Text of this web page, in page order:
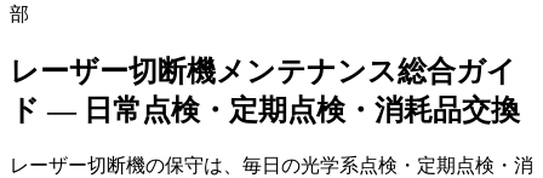
部
レーザー切断機メンテナンス総合ガイ
ド — 日常点検・定期点検・消耗品交換
レーザー切断機の保守は、毎日の光学系点検・定期点検・消